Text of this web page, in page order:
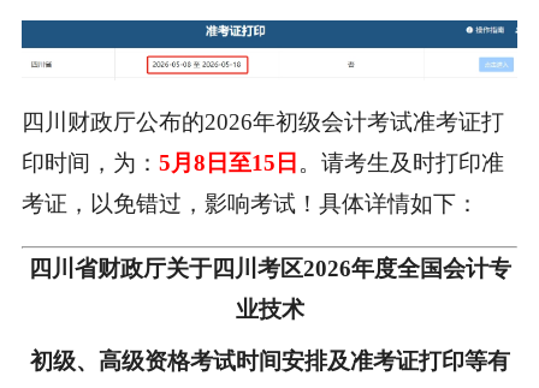
四川财政厅公布的2026年初级会计考试准考证打
印时间，为： 5月8日至15日 。请考生及时打印准
考证，以免错过，影响考试！ 具体详情如下：
四川省财政厅关于四川考区2026年度全国会计专
业技术
初级、高级资格考试时间安排及准考证打印等有